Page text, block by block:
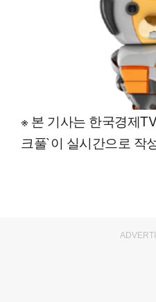
※ 본 기사는 한국경제
크풀`이 실시간으로 작